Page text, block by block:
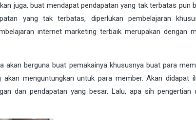
juga, buat mendapat pendapatan yang tak terbatas pun
yang tak terbatas, diperlukan pembelajaran
internet marketing terbaik merupakan dengan
akan berguna buat pemakainya khususnya buat para
menguntungkan untuk para member. Akan didapat
dan pendapatan yang besar. Lalu, apa sih pengertian